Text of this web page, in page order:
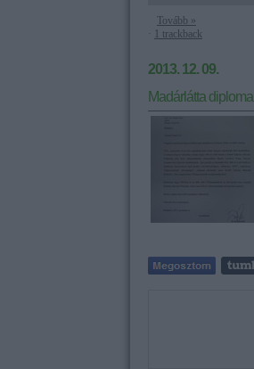
Tovább »
trackback
2013. 12. 09.
Madárlátta diploma